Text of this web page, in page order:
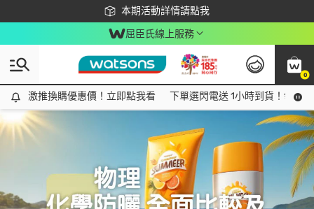
本期活動詳情請點我
下載app最高回饋$350
屈臣氏線上服務
0
激推換購優惠價！立即點我看
激推換購優惠價！立即點我看 下單選閃電送 1小時到貨！領神
Tag:物理性防曬1 item(s) found